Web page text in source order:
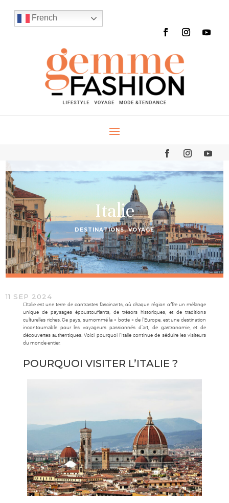
French
Italie
DESTINATIONS,VOYAGE
11 SEP 2024
L’Italie est une terre de contrastes fascinants, où chaque région offre un mélange
unique de paysages époustouflants, de trésors historiques, et de traditions
culturelles riches. Ce pays, surnommé la « botte » de l’Europe, est une destination
incontournable pour les voyageurs passionnés d’art, de gastronomie, et de
découvertes authentiques. Voici pourquoi l’Italie continue de séduire les visiteurs
du monde entier.
POURQUOI VISITER L’ITALIE ?